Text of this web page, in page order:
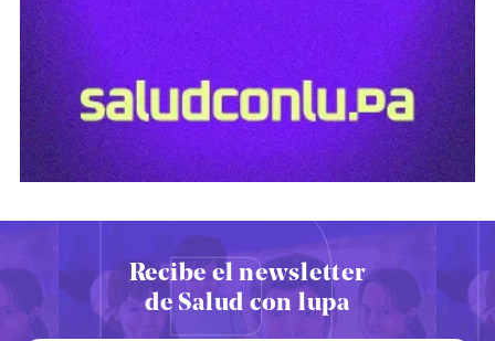
Recibe el newsletter
de Salud con lupa